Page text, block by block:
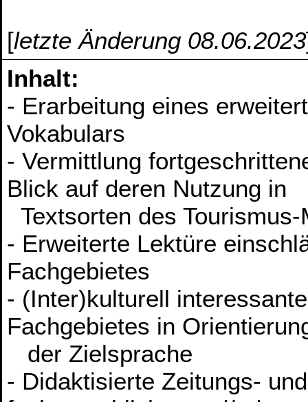
[letzte Änderung 08.06.2023
Inhalt:
- Erarbeitung eines
Vokabulars
- Vermittlung
Blick auf deren Nutzung in
Textsorten des
- Erweiterte Lektüre
Fachgebietes
- (Inter)kulturell
Fachgebietes in
der Zielsprache
- Didaktisierte Zeitungs-